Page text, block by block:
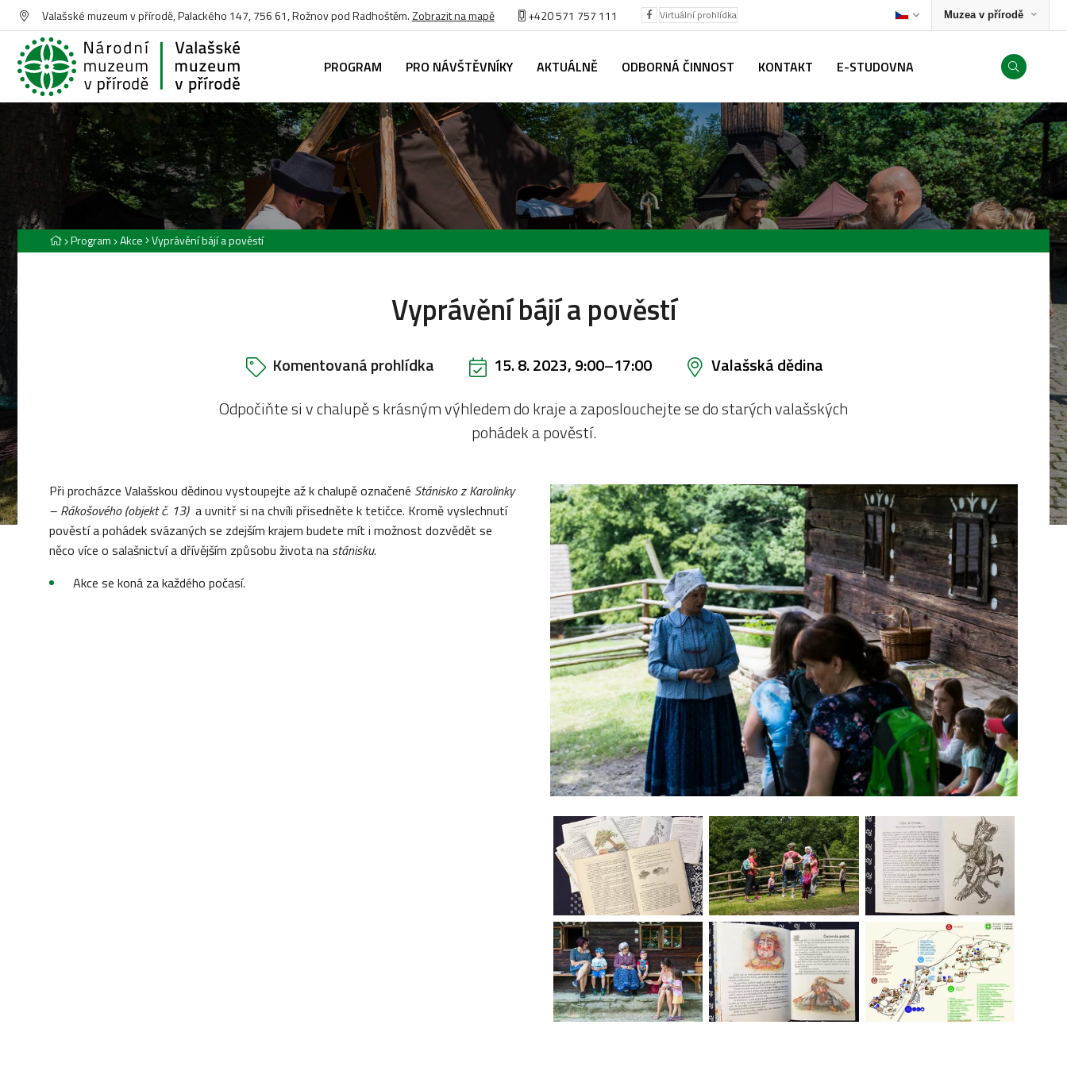
Valašské muzeum v přírodě, Palackého 147, 756 61, Rožnov pod Radhoštěm.Zobrazit na mapě +420 571 757 111 Virtuální prohlídka Muzea v přírodě
PROGRAM PRO NÁVŠTĚVNÍKY AKTUÁLNĚ ODBORNÁ ČINNOST KONTAKT E-STUDOVNA
Program Akce Vyprávění bájí a pověstí
Vyprávění bájí a pověstí
Komentovaná prohlídka 15. 8. 2023, 9:00–17:00
Valašská dědina
Odpočiňte si v chalupě s krásným výhledem do kraje a zaposlouchejte se do starých valašských
pohádek a pověstí.
Při procházce Valašskou dědinou vystoupejte až k chalupě označené Stánisko z Karolinky
– Rákošového (objekt č. 13)a uvnitř si na chvíli přisedněte k tetičce. Kromě vyslechnutí
pověstí a pohádek svázaných se zdejším krajem budete mít i možnost dozvědět se
něco více o salašnictví a dřívějším způsobu života na stánisku.
Akce se koná za každého počasí.